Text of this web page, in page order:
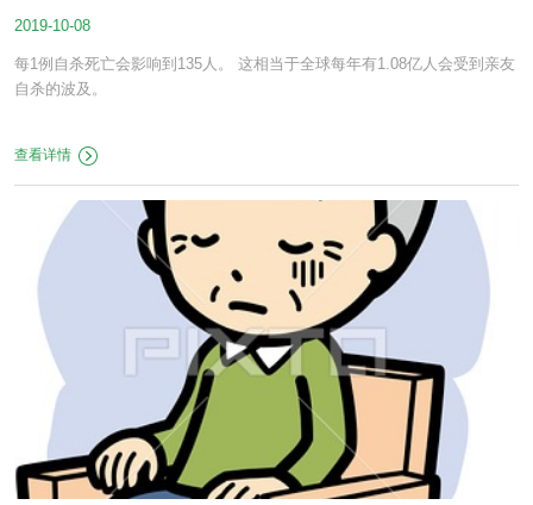
2019-10-08
每1例自杀死亡会影响到135人。 这相当于全球每年有1.08亿人会受到亲友
自杀的波及。
查看详情